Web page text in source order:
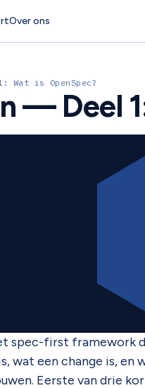
Over ons
is OpenSpec?
— Deel
spec-first framework
wat een change is, en
Eerste van drie